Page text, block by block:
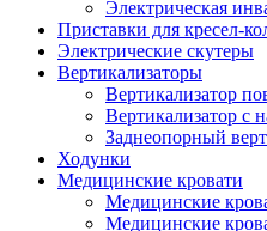
Электрическая
Приставки для кресел-
Электрические скутеры
Вертикализаторы
Вертикализатор
Вертикализатор с
Заднеопорный
Ходунки
Медицинские кровати
Медицинские
Медицинские